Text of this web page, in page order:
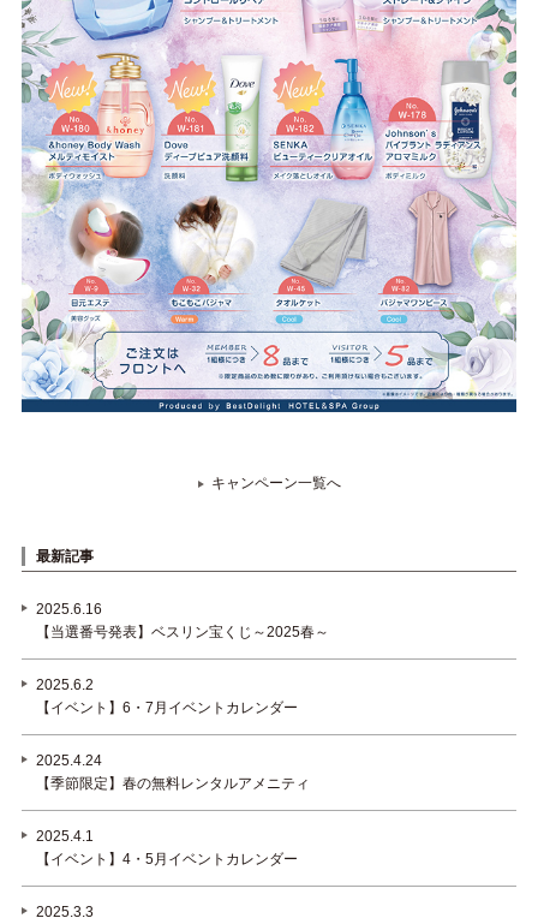
キャンペーン一覧へ
最新記事
2025.6.16
【当選番号発表】ベスリン宝くじ～2025春～
2025.6.2
【イベント】6・7月イベントカレンダー
2025.4.24
【季節限定】春の無料レンタルアメニティ
2025.4.1
【イベント】4・5月イベントカレンダー
2025.3.3